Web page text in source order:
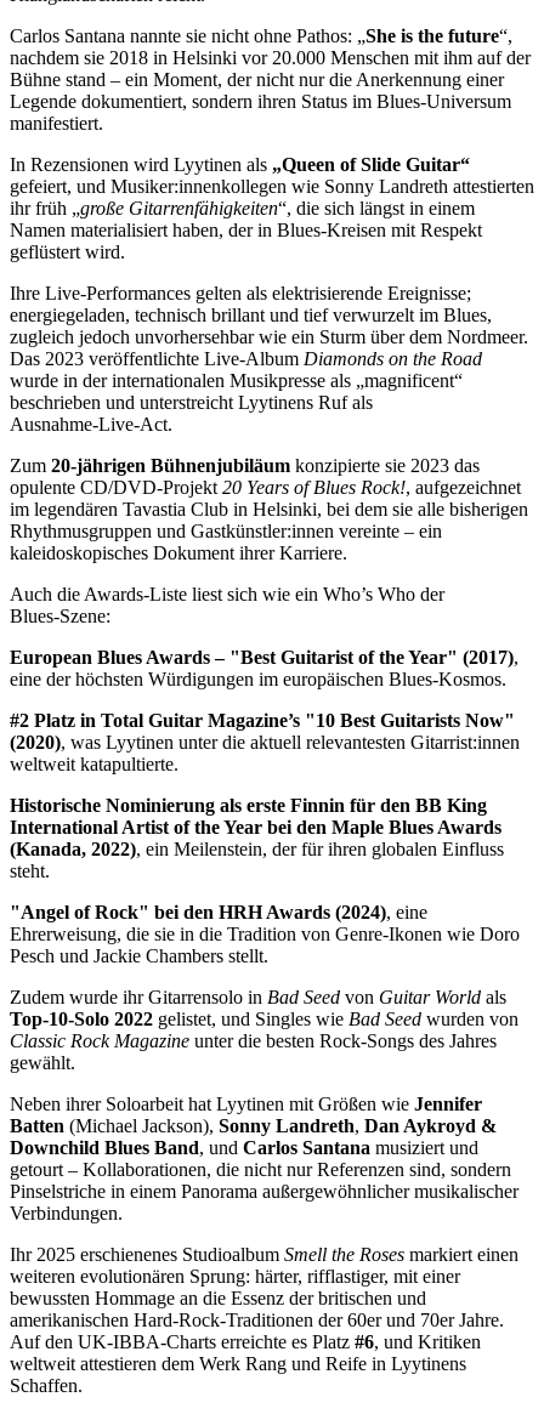
Carlos Santana nannte sie nicht ohne Pathos: „She is the future“,
nachdem sie 2018 in Helsinki vor 20.000 Menschen mit ihm auf der
Bühne stand – ein Moment, der nicht nur die Anerkennung einer
Legende dokumentiert, sondern ihren Status im Blues‑Universum
manifestiert.
In Rezensionen wird Lyytinen als „Queen of Slide Guitar“
gefeiert, und Musiker:innenkollegen wie Sonny Landreth attestierten
ihr früh „große Gitarrenfähigkeiten“, die sich längst in einem
Namen materialisiert haben, der in Blues‑Kreisen mit Respekt
geflüstert wird.
Ihre Live‑Performances gelten als elektrisierende Ereignisse;
energiegeladen, technisch brillant und tief verwurzelt im Blues,
zugleich jedoch unvorhersehbar wie ein Sturm über dem Nordmeer.
Das 2023 veröffentlichte Live‑Album Diamonds on the Road
wurde in der internationalen Musikpresse als „magnificent“
beschrieben und unterstreicht Lyytinens Ruf als
Ausnahme‑Live‑Act.
Zum 20‑jährigen Bühnenjubiläum konzipierte sie 2023 das
opulente CD/DVD‑Projekt 20 Years of Blues Rock!, aufgezeichnet
im legendären Tavastia Club in Helsinki, bei dem sie alle bisherigen
Rhythmusgruppen und Gastkünstler:innen vereinte – ein
kaleidoskopisches Dokument ihrer Karriere.
Auch die Awards‑Liste liest sich wie ein Who’s Who der
Blues‑Szene:
European Blues Awards – "Best Guitarist of the Year" (2017),
eine der höchsten Würdigungen im europäischen Blues‑Kosmos.
#2 Platz in Total Guitar Magazine’s "10 Best Guitarists Now"
(2020), was Lyytinen unter die aktuell relevantesten Gitarrist:innen
weltweit katapultierte.
Historische Nominierung als erste Finnin für den BB King
International Artist of the Year bei den Maple Blues Awards
(Kanada, 2022), ein Meilenstein, der für ihren globalen Einfluss
steht.
"Angel of Rock" bei den HRH Awards (2024), eine
Ehrerweisung, die sie in die Tradition von Genre‑Ikonen wie Doro
Pesch und Jackie Chambers stellt.
Zudem wurde ihr Gitarrensolo in Bad Seed von Guitar World als
Top‑10‑Solo 2022 gelistet, und Singles wie Bad Seed wurden von
Classic Rock Magazine unter die besten Rock‑Songs des Jahres
gewählt.
Neben ihrer Soloarbeit hat Lyytinen mit Größen wie Jennifer
Batten (Michael Jackson), Sonny Landreth, Dan Aykroyd &
Downchild Blues Band, und Carlos Santana musiziert und
getourt – Kollaborationen, die nicht nur Referenzen sind, sondern
Pinselstriche in einem Panorama außergewöhnlicher musikalischer
Verbindungen.
Ihr 2025 erschienenes Studioalbum Smell the Roses markiert einen
weiteren evolutionären Sprung: härter, rifflastiger, mit einer
bewussten Hommage an die Essenz der britischen und
amerikanischen Hard‑Rock‑Traditionen der 60er und 70er Jahre.
Auf den UK‑IBBA‑Charts erreichte es Platz #6, und Kritiken
weltweit attestieren dem Werk Rang und Reife in Lyytinens
Schaffen.